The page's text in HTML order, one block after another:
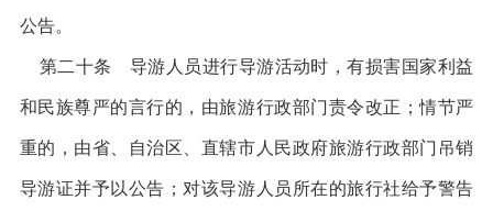
公告。
第二十条 导游人员进行导游活动时，有损害国家利益
和民族尊严的言行的，由旅游行政部门责令改正；情节严
重的，由省、自治区、直辖市人民政府旅游行政部门吊销
导游证并予以公告；对该导游人员所在的旅行社给予警告